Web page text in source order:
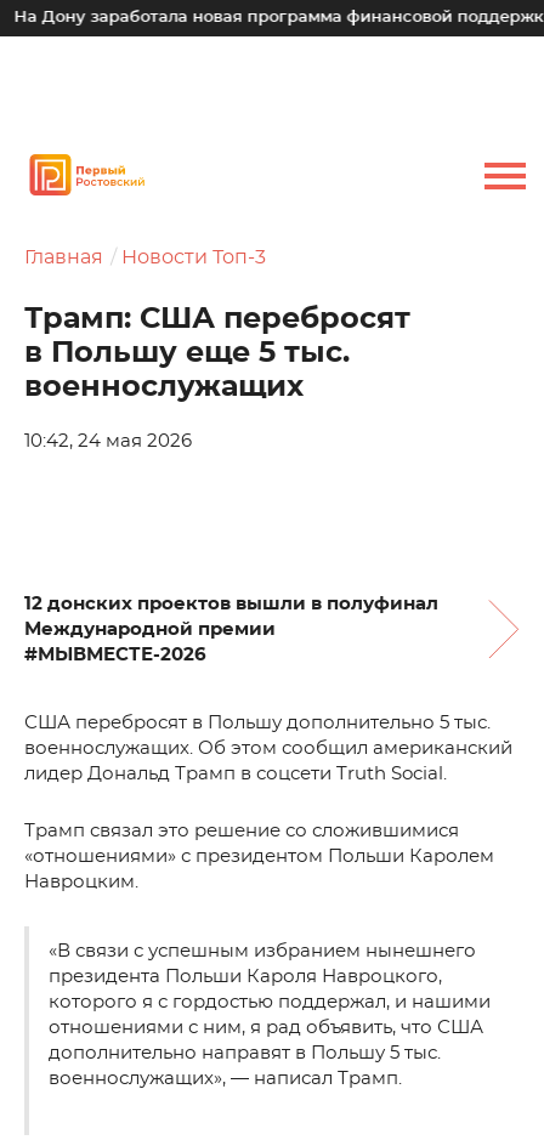
Дону заработала новая программа финансовой поддержки
Главная Новости Топ-3
Трамп: США перебросят
в Польшу еще 5 тыс.
военнослужащих
10:42, 24 мая 2026
12 донских проектов вышли в полуфинал
Международной премии
#МЫВМЕСТЕ-2026
США перебросят в Польшу дополнительно 5 тыс.
военнослужащих. Об этом сообщил американский
лидер Дональд Трамп в соцсети Truth Social.
Трамп связал это решение со сложившимися
«отношениями» с президентом Польши Каролем
Навроцким.
«В связи с успешным избранием нынешнего
президента Польши Кароля Навроцкого,
которого я с гордостью поддержал, и нашими
отношениями с ним, я рад объявить, что США
дополнительно направят в Польшу 5 тыс.
военнослужащих», — написал Трамп.